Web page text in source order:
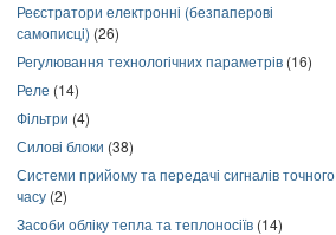
Реєстратори електронні (безпаперові
самописці) (26)
Регулювання технологічних параметрів (16)
Реле (14)
Фільтри (4)
Силові блоки (38)
Системи прийому та передачі сигналів точного
часу (2)
Засоби обліку тепла та теплоносіїв (14)